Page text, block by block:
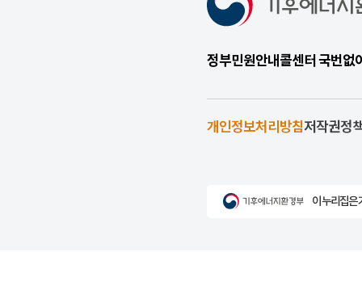
정부민원안내콜센터 국번
개인정보처리방침저작권정
이 누리집은